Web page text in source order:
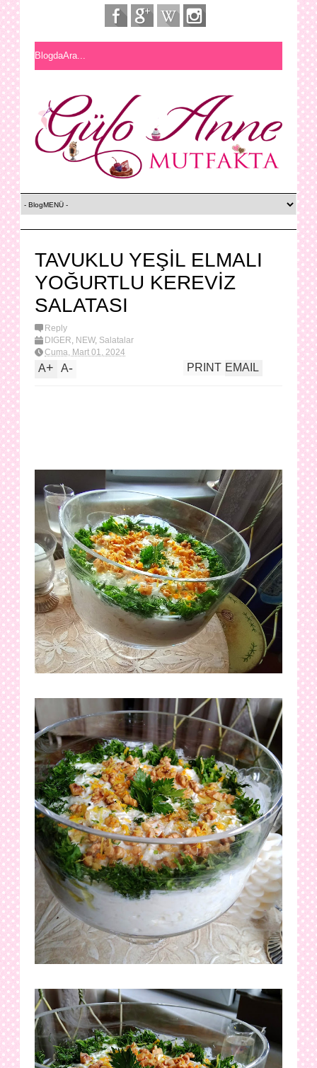
TAVUKLU YEŞİL ELMALI
YOĞURTLU KEREVİZ
SALATASI
Reply
DİĞER, NEW, Salatalar
Cuma, Mart 01, 2024
A+ A- EMAIL
PRINT